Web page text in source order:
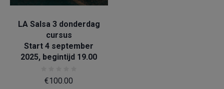
LA Salsa 3 donderdag
cursus
Start 4 september
2025, begintijd 19.00
€100.00